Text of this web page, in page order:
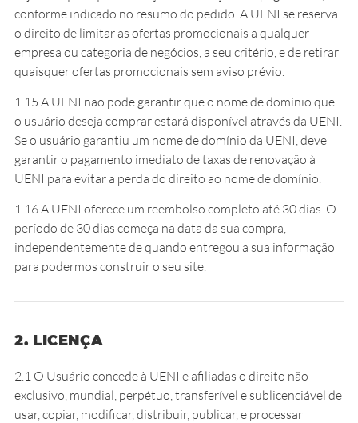
conforme indicado no resumo do pedido. A UENI se reserva
o direito de limitar as ofertas promocionais a qualquer
empresa ou categoria de negócios, a seu critério, e de retirar
quaisquer ofertas promocionais sem aviso prévio.
1.15 A UENI não pode garantir que o nome de domínio que
o usuário deseja comprar estará disponível através da UENI.
Se o usuário garantiu um nome de domínio da UENI, deve
garantir o pagamento imediato de taxas de renovação à
UENI para evitar a perda do direito ao nome de domínio.
1.16 A UENI oferece um reembolso completo até 30 dias. O
período de 30 dias começa na data da sua compra,
independentemente de quando entregou a sua informação
para podermos construir o seu site.
2. LICENÇA
2.1 O Usuário concede à UENI e afiliadas o direito não
exclusivo, mundial, perpétuo, transferível e sublicenciável de
usar, copiar, modificar, distribuir, publicar, e processar